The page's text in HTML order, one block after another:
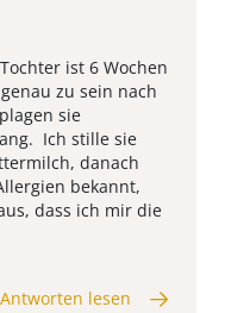
ist 6 Wochen
zu sein nach
sie
Ich stille sie
danach
bekannt,
dass ich mir die
lesen